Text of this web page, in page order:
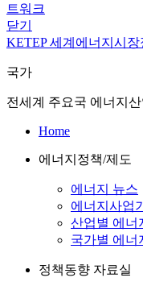
트워크
닫기
KETEP 세계에너지시장
국가
전세계 주요국 에너지
Home
에너지정책/제도
에너지 뉴스
에너지사업
산업별 에너
국가별 에너
정책동향 자료실